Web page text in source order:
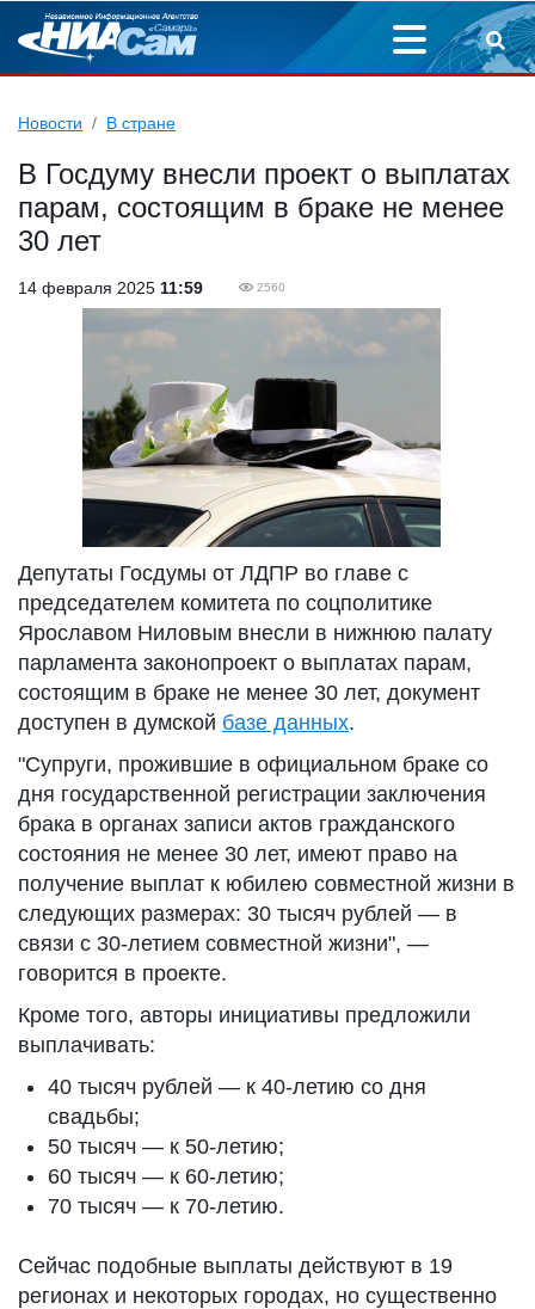
Новости В стране
В Госдуму внесли проект о выплатах
парам, состоящим в браке не менее
30 лет
14 февраля 2025 11:59 2560
Депутаты Госдумы от ЛДПР во главе с
председателем комитета по соцполитике
Ярославом Ниловым внесли в нижнюю палату
парламента законопроект о выплатах парам,
состоящим в браке не менее 30 лет, документ
доступен в думской базе данных.
"Супруги, прожившие в официальном браке со
дня государственной регистрации заключения
брака в органах записи актов гражданского
состояния не менее 30 лет, имеют право на
получение выплат к юбилею совместной жизни в
следующих размерах: 30 тысяч рублей — в
связи с 30‑летием совместной жизни", —
говорится в проекте.
Кроме того, авторы инициативы предложили
выплачивать:
40 тысяч рублей — к 40‑летию со дня
свадьбы;
50 тысяч — к 50‑летию;
60 тысяч — к 60‑летию;
70 тысяч — к 70‑летию.
Сейчас подобные выплаты действуют в 19
регионах и некоторых городах, но существенно